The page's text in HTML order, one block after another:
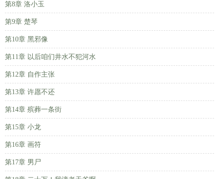
第8章 洛小玉
第9章 楚琴
第10章 黑邪像
第11章 以后咱们井水不犯河水
第12章 自作主张
第13章 许愿不还
第14章 殡葬一条街
第15章 小龙
第16章 画符
第17章 男尸